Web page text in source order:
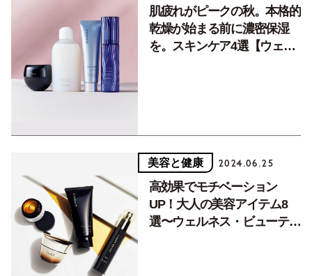
肌疲れがピークの秋。本格的
乾燥が始まる前に濃密保湿
を。スキンケア4選【ウェル
美容と健康 2024.06.25
高効果でモチベーション
UP！大人の美容アイテム8
選〜ウェルネス・ビューティ